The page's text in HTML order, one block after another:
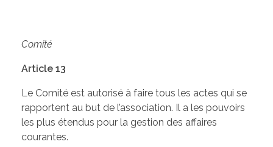
Comité
Article 13
Le Comité est autorisé à faire tous les actes qui se
rapportent au but de l’association. Il a les pouvoirs
les plus étendus pour la gestion des affaires
courantes.